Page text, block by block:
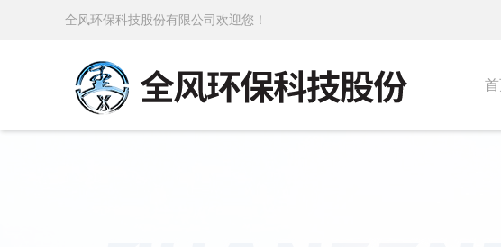
全风环保科技股份有限公司欢迎您！